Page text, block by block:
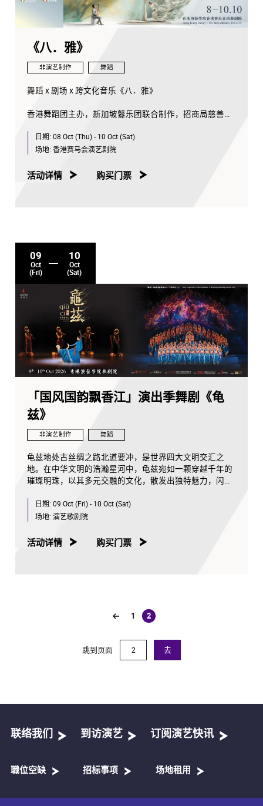
《八．雅》
非演艺制作 舞蹈
舞蹈 x 剧场 x 跨文化音乐《八．雅》
香港舞蹈团主办，新加坡鼟乐团联合制作，招商局慈善基
诗、香、花、茶的中华文化精髓为灵感，融合传统与当代
剧场形式，细腻呈现东方美学的雅韵。乐团突破古典框
雅」的精神，反思生活的深意。
关的智慧，寻找失落的平衡与宁静。
作品延伸中华文化与自然和谐共处的哲思，融入绿色剧场
理念，尽量选用可再生或可重用材料，减少碳足迹，传承
文化的同时实践环境责任。这场跨越香港与新加坡的艺术
对话，将以独特视角绽放非遗的当代魅力。
《八・雅》为香港演艺博览2026「伙伴节目」及「亚艺无
疆」艺术节2026节目之一。
主办：香港舞蹈团
冠名赞助：招商局慈善基金会
主要赞助：信和集团、黄廷方慈善基金
支持：香港演艺博览、新加坡文化、社区及青年部、国家
艺术理事会 (新加坡)、丰树、Bernice & Christopher
Franck
绿色剧场研究伙伴：香港演艺学院
香港演艺博览2026「伙伴节目」及「亚艺无疆」艺术节
2026节目之一。
编舞: 黄磊
助理编舞: 华琪钰
概念及创作总监(音乐): 黄圣苗博士^
创意发展总监(音乐): 黄心鋭^
作曲及音乐制作: 冯文甫^, 赵俊毅^, 蓝佐珥^, 骆思卫^
数码影像设计: 成博民
琵琶: 黄心鋭
笙: 周俐贤
电子琴/键盘: 许坚隆
大提琴: 庄家欢
日期: 08 Oct (Thu) - 10 Oct (Sat)
场地: 香港赛马会演艺剧院
活动详情 购买门票
09
Oct
(Fri)
10
Oct
(Sat)
「国风国韵飘香江」演出季舞剧《龟
兹》
非演艺制作 舞蹈
龟兹地处古丝绸之路北道要冲，是世界四大文明交汇之
地。在中华文明的浩瀚星河中，龟兹宛如一颗穿越千年的
璀璨明珠，以其多元交融的文化，散发出独特魅力，闪耀
龟兹文化流淌着古往今来各族人民的印迹和血脉，从石窟
中有你”，成为新疆历史文化的鲜活注脚，更是中华文明多
学者韩子勇担任编剧，主创团队汇集了制作人李东，作曲
家郭思达，执行编导何滔、王彭，舞美设计秦立运，服装
娜提·沙塔尔、付阳雪，多媒体设计胡天骥，灯光设计刘
钊，造型设计徐彬，道具设计雷鹏等诸多国内艺术家。舞
日期: 09 Oct (Fri) - 10 Oct (Sat)
场地: 演艺歌剧院
活动详情 购买门票
1 2
(current)
跳到页面 去
联络我们 到访演艺 订阅演艺快讯
職位空缺 招标事项 场地租用